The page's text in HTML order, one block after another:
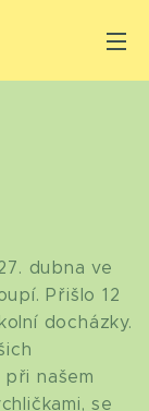
dubna ve
Přišlo 12
docházky.
našem
se